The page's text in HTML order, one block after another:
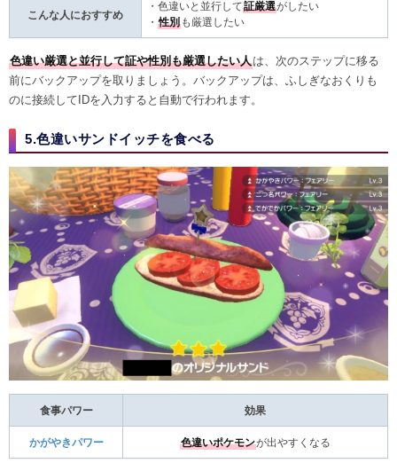
こんな人におすすめ
・色違いと並行して証厳選がしたい
・ 性別 も厳選したい
色違い厳選と並行して証や性別も厳選したい人は、次のステップに移る
前にバックアップを取りましょう。バックアップは、ふしぎなおくりも
のに接続してIDを入力すると自動で行われます。
5.色違いサンドイッチを食べる
食事パワー 効果
かがやきパワー 色違いポケモンが出やすくなる